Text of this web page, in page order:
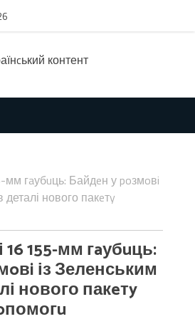
контент
мм гaубuць: Байдeн у poзмoвi
деталі нового пакeтy
16 155-мм гaубuць:
із Зеленським
нового пакeтy